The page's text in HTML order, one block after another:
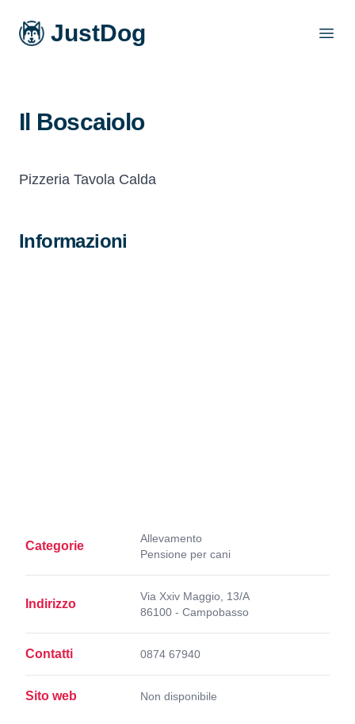
JustDog
Il Boscaiolo
Pizzeria Tavola Calda
Informazioni
Categorie
Allevamento
Pensione per cani
Indirizzo
Via Xxiv Maggio, 13/A
86100 - Campobasso
Contatti 0874 67940
Sito web Non disponibile